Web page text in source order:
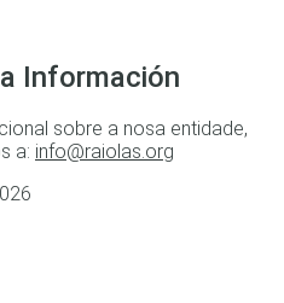
Información
sobre a nosa entidade,
a: info@raiolas.org